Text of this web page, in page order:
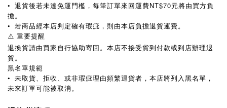
• 退貨後若未達免運門檻，每筆訂單來回運費NT$70元將由買方負
擔。
• 若商品經本店判定確有瑕疵，則由本店負擔退貨運費。
⚠️ 重要提醒
退換貨請由買家自行協助寄回。本店不接受貨到付款或到店辦理退
貨。
黑名單規範
• 未取貨、拒收、或非瑕疵理由頻繁退貨者，本店將列入黑名單，
未來訂單可能被取消。